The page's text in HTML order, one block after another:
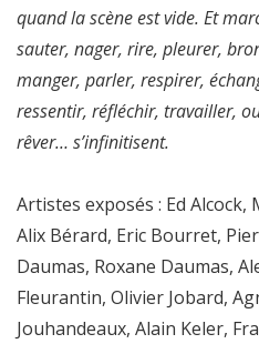
quand la scène est vide. Et
sauter, nager, rire, pleurer,
manger, parler, respirer,
ressentir, réfléchir, travailler,
rêver… s’infinitisent.
Artistes exposés : Ed Alcock,
Alix Bérard, Eric Bourret,
Daumas, Roxane Daumas,
Fleurantin, Olivier Jobard,
Jouhandeaux, Alain Keler,